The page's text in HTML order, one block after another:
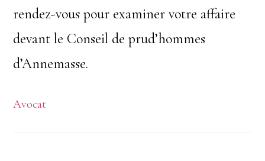
rendez-vous pour examiner votre affaire
devant le Conseil de prud’hommes
d’Annemasse.
Avocat